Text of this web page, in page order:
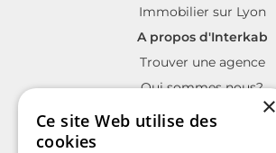
Immobilier sur Lyon
A propos d'Interkab
Trouver une agence
Qui sommes nous?
La charte Interkab
×
Ce site Web utilise des
cookies